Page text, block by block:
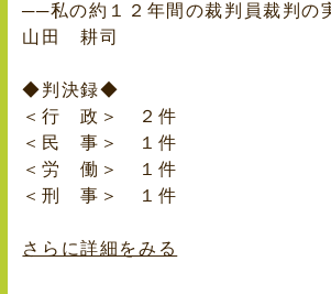
──私の約１２年間の裁判員裁判の
山田 耕司
◆判決録◆
＜行 政＞ ２件
＜民 事＞ １件
＜労 働＞ １件
＜刑 事＞ １件
さらに詳細をみる